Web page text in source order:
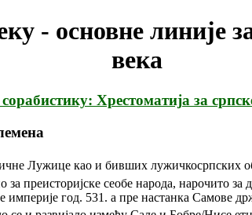
- основне линије
века
Хрестоматија за
Лужице као и бивших лужичкосрпских
за преисторијске сеобе народа, нарочито
год. 531. а пре настанка Самове